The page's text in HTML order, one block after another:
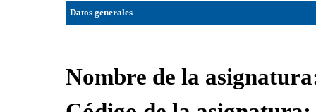
Datos generales
Nombre de la